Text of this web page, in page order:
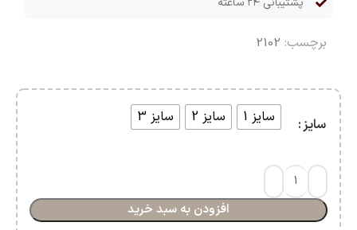
برچسب: 2102
سایز سایز 1 سایز 2 سایز 3
افزودن به سبد خرید